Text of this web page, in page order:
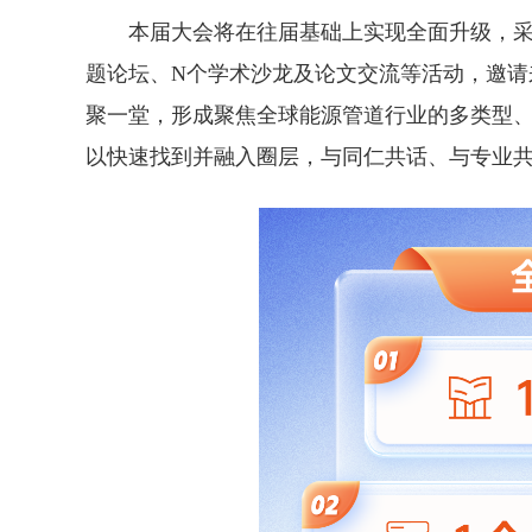
本届大会将在往届基础上实现全面升级，
题论坛、N个学术沙龙及论文交流等活动，邀
聚一堂，形成聚焦全球能源管道行业的多类型
以快速找到并融入圈层，与同仁共话、与专业